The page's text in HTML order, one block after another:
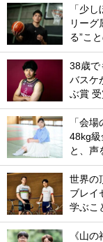
「少
リーグ
る”こ
38歳で
バスケ
ぶ賞 受
「会
48kg級
と、声
世界の
ブレイ
学ぶこ
《山